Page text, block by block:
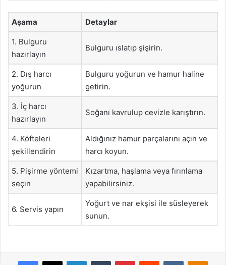
Aşama Detaylar
1. Bulguru
hazırlayın
Bulguru ıslatıp şişirin.
2. Dış harcı
yoğurun
Bulguru yoğurun ve hamur haline
getirin.
3. İç harcı
hazırlayın
Soğanı kavrulup cevizle karıştırın.
4. Köfteleri
şekillendirin
Aldığınız hamur parçalarını açın ve
harcı koyun.
5. Pişirme yöntemi
seçin
Kızartma, haşlama veya fırınlama
yapabilirsiniz.
6. Servis yapın
Yoğurt ve nar ekşisi ile süsleyerek
sunun.
Facebook
X LinkedInTumblr PinterestReddit VKontakte